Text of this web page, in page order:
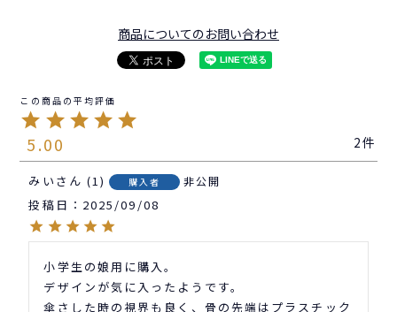
商品についてのお問い合わせ
5.00 2
みい 1 購入者 非公開
投稿日 2025/09/08
小学生の娘用に購入。
デザインが気に入ったようです。
傘さした時の視界も良く、骨の先端はプラスチック